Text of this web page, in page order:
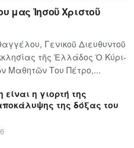
μας Ἰησοῦ Χριστοῦ
Γενικοῦ Διευθυντοῦ
τῆς Ἑλλάδος Ὁ Κύ­ρι­
Μα­θη­τῶν Του Πέ­τρο,...
η γιορτή της
της δόξας του